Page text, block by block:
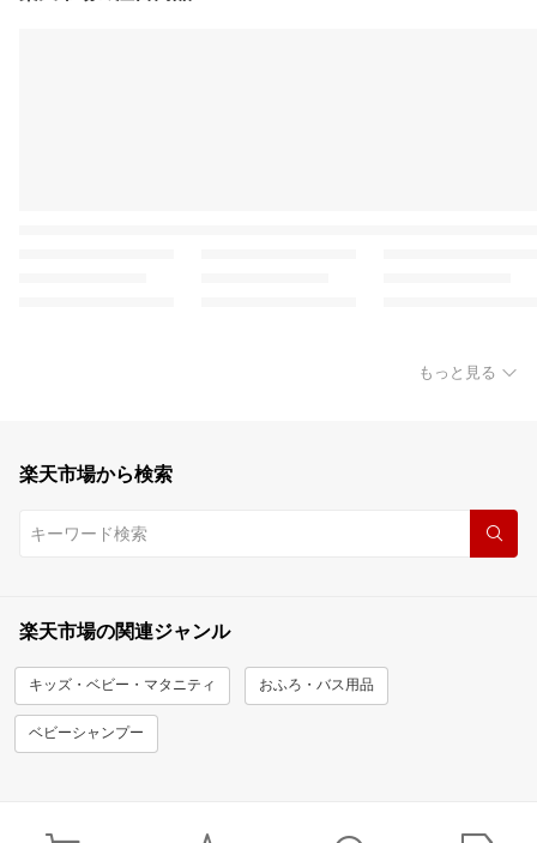
もっと見る
楽天市場から検索
楽天市場の関連ジャンル
キッズ・ベビー・マタニティ おふろ・バス用品
ベビーシャンプー